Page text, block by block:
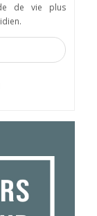
de vie plus